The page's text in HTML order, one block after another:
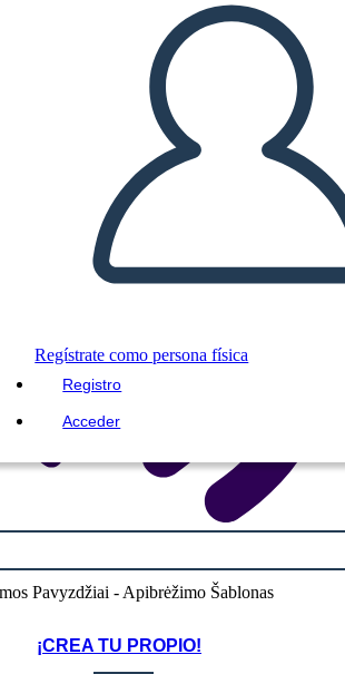
Regístrate como persona física
Registro
Acceder
JUEGO DE DIAPOSITIVAS
LEERME
¡CREA TU PROPIO!